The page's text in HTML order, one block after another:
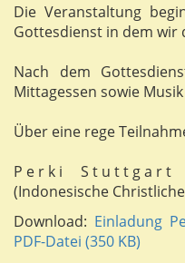
Die Veranstaltung
Gottesdienst in dem wir
Nach dem
Mittagessen sowie
Über eine rege
P e r k i S t u t t g a r t
(Indonesische
Download: Einladung
PDF-Datei (350 KB)